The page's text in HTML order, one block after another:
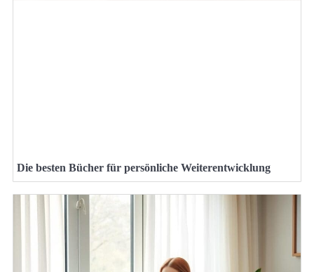
Die besten Bücher für persönliche Weiterentwicklung